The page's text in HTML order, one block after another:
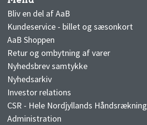
Bliv en del af AaB
Kundeservice - billet og sæsonkort
AaB Shoppen
Retur og ombytning af varer
Nyhedsbrev samtykke
Nyhedsarkiv
Investor relations
CSR - Hele Nordjyllands Håndsrækning
Administration